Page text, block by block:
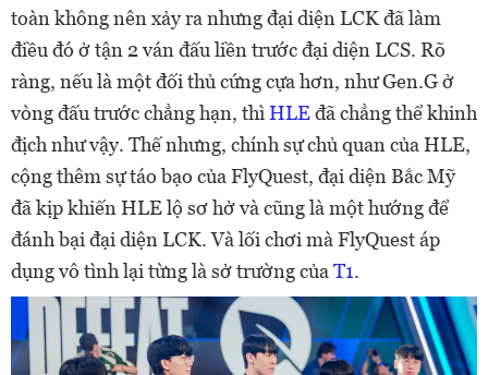
toàn không nên xảy ra nhưng đại diện LCK đã làm
điều đó ở tận 2 ván đấu liền trước đại diện LCS. Rõ
ràng, nếu là một đối thủ cứng cựa hơn, như Gen.G ở
vòng đấu trước chẳng hạn, thì HLEđã chẳng thể khinh
địch như vậy. Thế nhưng, chính sự chủ quan của HLE,
cộng thêm sự táo bạo của FlyQuest, đại diện Bắc Mỹ
đã kịp khiến HLE lộ sơ hở và cũng là một hướng để
đánh bại đại diện LCK. Và lối chơi mà FlyQuest áp
dụng vô tình lại từng là sở trường của T1.